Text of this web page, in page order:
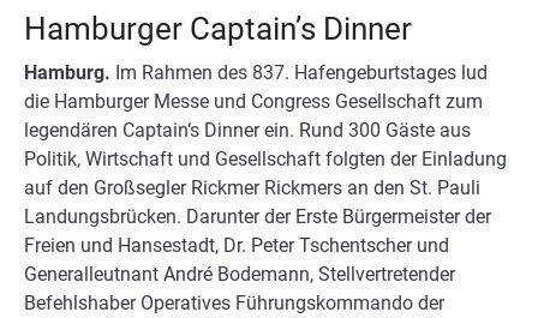
Hamburger Captain’s Dinner
Hamburg. Im Rahmen des 837. Hafengeburtstages lud
die Hamburger Messe und Congress Gesellschaft zum
legendären Captain‘s Dinner ein. Rund 300 Gäste aus
Politik, Wirtschaft und Gesellschaft folgten der Einladung
auf den Großsegler Rickmer Rickmers an den St. Pauli
Landungsbrücken. Darunter der Erste Bürgermeister der
Freien und Hansestadt, Dr. Peter Tschentscher und
Generalleutnant André Bodemann, Stellvertretender
Befehlshaber Operatives Führungskommando der